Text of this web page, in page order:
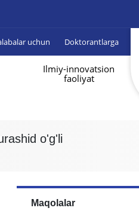
uchun Doktorantlarga
Ilmiy-innovatsion
faoliyat
o'g'li
Maqolalar